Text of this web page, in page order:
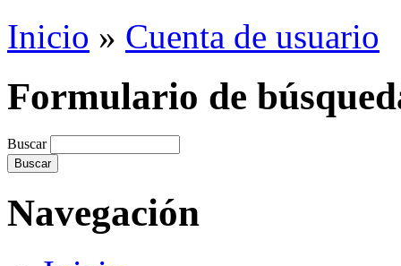
Inicio » Cuenta de usuario
Formulario de
Buscar
Navegación